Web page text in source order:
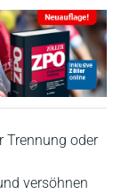
Trennung oder
versöhnen